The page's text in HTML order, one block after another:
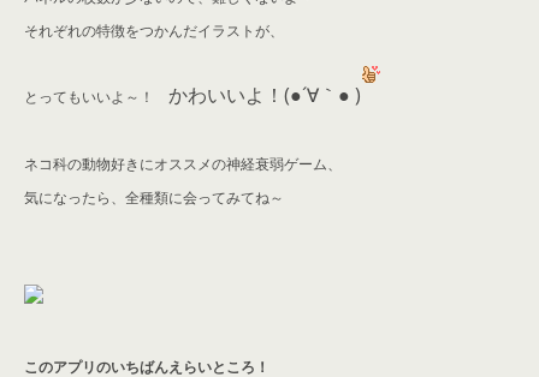
それぞれの特徴をつかんだイラストが、
とってもいいよ～！ かわいいよ！(●´∀｀● )
ネコ科の動物好きにオススメの神経衰弱ゲーム、
気になったら、全種類に会ってみてね～
このアプリのいちばんえらいところ！